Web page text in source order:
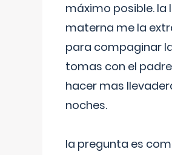
máximo posible. la
materna me la
para compaginar
tomas con el
hacer mas
noches.
la pregunta es